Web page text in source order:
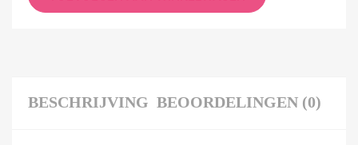
BESCHRIJVING BEOORDELINGEN (0)